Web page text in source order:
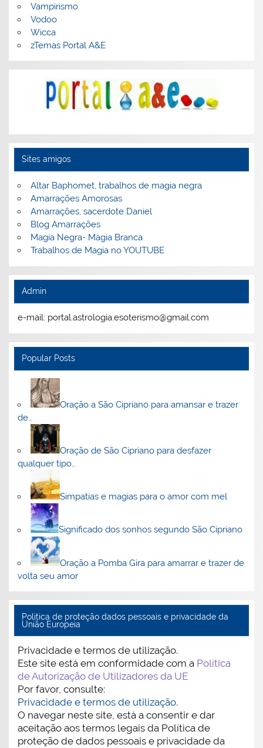
Vampirismo
Vodoo
Wicca
zTemas Portal A&E
Sites amigos
Altar Baphomet, trabalhos de magia negra
Amarrações Amorosas
Amarrações, sacerdote Daniel
Blog Amarrações
Magia Negra- Magia Branca
Trabalhos de Magia no YOUTUBE
Admin
e-mail: portal.astrologia.esoterismo@gmail.com
Popular Posts
Oração a São Cipriano para amansar e trazer
de…
Oração de São Cipriano para desfazer
qualquer tipo…
Simpatias e magias para o amor com mel
Significado dos sonhos segundo São Cipriano
Oração a Pomba Gira para amarrar e trazer de
volta seu amor
Politica de proteção dados pessoais e privacidade da
União Europeia
Privacidade e termos de utilização.
Este site está em conformidade com a Política
de Autorização de Utilizadores da UE
Por favor, consulte:
Privacidade e termos de utilização.
O navegar neste site, está a consentir e dar
aceitação aos termos legais da Política de
proteção de dados pessoais e privacidade da